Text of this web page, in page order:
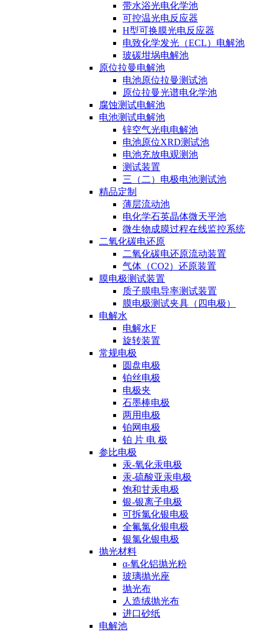
带水浴光电化学池
可控温光电反应器
H型可换膜光电反应器
电致化学发光（ECL）电解池
玻碳坩埚电解池
原位拉曼电解池
电池原位拉曼测试池
原位拉曼光谱电化学池
腐蚀测试电解池
电池测试电解池
锌空气光电电解池
电池原位XRD测试池
电池充放电观测池
测试装置
三（二）电极电池测试池
精品定制
薄层流动池
电化学石英晶体微天平池
微生物成膜过程在线监控系统
二氧化碳电还原
二氧化碳电还原流动装置
气体（CO2）还原装置
膜电极测试装置
质子膜电导率测试装置
膜电极测试夹具（四电极）
电解水
电解水F
旋转装置
常规电极
圆盘电极
铂丝电极
电极夹
石墨棒电极
两用电极
铂网电极
铂 片 电 极
参比电极
汞-氧化汞电极
汞-硫酸亚汞电极
饱和甘汞电极
银-银离子电极
可拆氯化银电极
全氟氯化银电极
银氯化银电极
抛光材料
α-氧化铝抛光粉
玻璃抛光座
抛光布
人造绒抛光布
进口砂纸
电解池